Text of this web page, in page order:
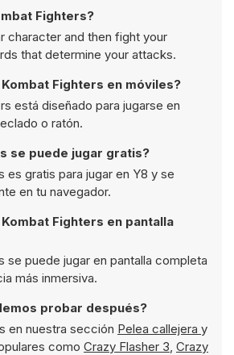
Fighters?
character and then fight your
that determine your attacks.
Fighters en móviles?
está diseñado para jugarse en
o ratón.
se puede jugar gratis?
es gratis para jugar en Y8 y se
en tu navegador.
Fighters en pantalla
se puede jugar en pantalla completa
más inmersiva.
probar después?
en nuestra sección Pelea callejera y
como Crazy Flasher 3, Crazy